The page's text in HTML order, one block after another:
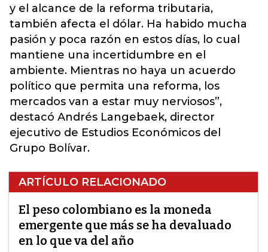
y el alcance de la reforma tributaria,
también afecta el dólar. Ha habido mucha
pasión y poca razón en estos días, lo cual
mantiene una incertidumbre en el
ambiente. Mientras no haya un acuerdo
político que permita una reforma, los
mercados van a estar muy nerviosos”,
destacó Andrés Langebaek, director
ejecutivo de Estudios Económicos del
Grupo Bolívar.
ARTÍCULO RELACIONADO
El peso colombiano es la moneda
emergente que más se ha devaluado
en lo que va del año